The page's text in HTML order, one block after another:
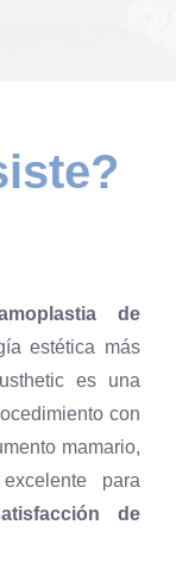
de
estética más
es una
con
mamario,
para
de